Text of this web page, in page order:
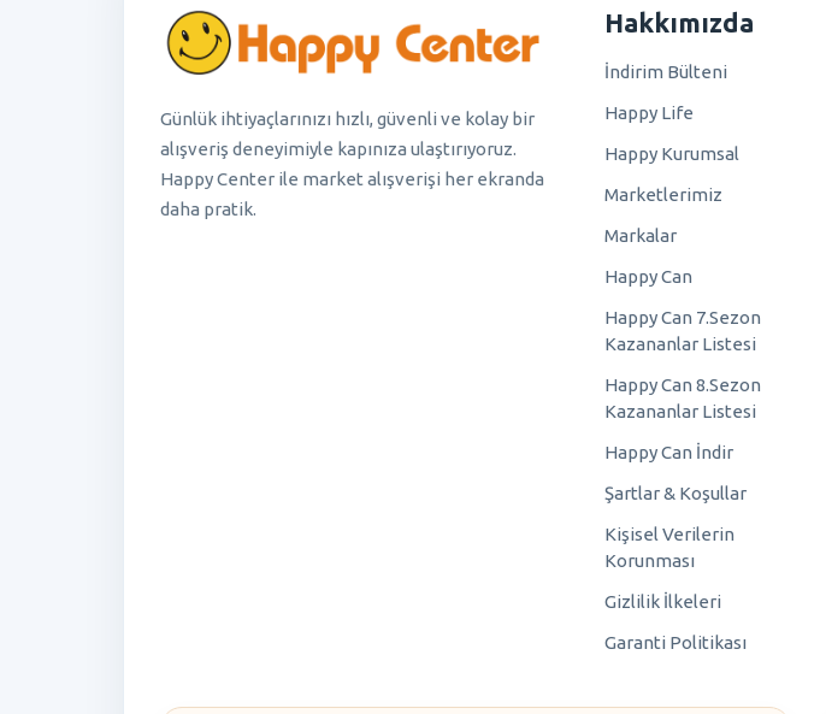
Günlük ihtiyaçlarınızı hızlı, güvenli ve kolay bir
alışveriş deneyimiyle kapınıza ulaştırıyoruz.
Happy Center ile market alışverişi her ekranda
daha pratik.
Hakkımızda
İndirim Bülteni
Happy Life
Happy Kurumsal
Marketlerimiz
Markalar
Happy Can
Happy Can 7.Sezon
Kazananlar Listesi
Happy Can 8.Sezon
Kazananlar Listesi
Happy Can İndir
Şartlar & Koşullar
Kişisel Verilerin
Korunması
Gizlilik İlkeleri
Garanti Politikası